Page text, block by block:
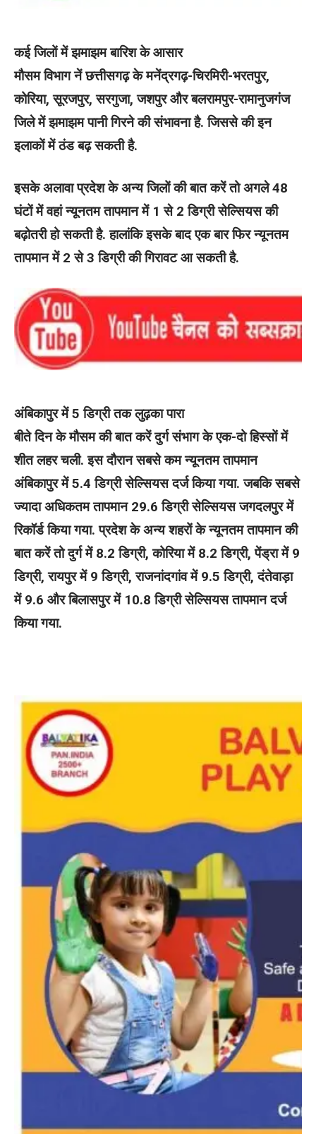
कई जिलों में झमाझम बारिश के आसार
मौसम विभाग नें छत्तीसगढ़ के मनेंद्रगढ़-चिरमिरी-भरतपुर,
कोरिया, सूरजपुर, सरगुजा, जशपुर और बलरामपुर-रामानुजगंज
जिले में झमाझम पानी गिरने की संभावना है. जिससे की इन
इलाकों में ठंड बढ़ सकती है.
इसके अलावा प्रदेश के अन्य जिलों की बात करें तो अगले 48
घंटों में वहां न्यूनतम तापमान में 1 से 2 डिग्री सेल्सियस की
बढ़ोतरी हो सकती है. हालांकि इसके बाद एक बार फिर न्यूनतम
तापमान में 2 से 3 डिग्री की गिरावट आ सकती है.
अंबिकापुर में 5 डिग्री तक लुढ़का पारा
बीते दिन के मौसम की बात करें दुर्ग संभाग के एक-दो हिस्सों में
शीत लहर चली. इस दौरान सबसे कम न्यूनतम तापमान
अंबिकापुर में 5.4 डिग्री सेल्सियस दर्ज किया गया. जबकि सबसे
ज्यादा अधिकतम तापमान 29.6 डिग्री सेल्सियस जगदलपुर में
रिकॉर्ड किया गया. प्रदेश के अन्य शहरों के न्यूनतम तापमान की
बात करें तो दुर्ग में 8.2 डिग्री, कोरिया में 8.2 डिग्री, पेंड्रा में 9
डिग्री, रायपुर में 9 डिग्री, राजनांदगांव में 9.5 डिग्री, दंतेवाड़ा
में 9.6 और बिलासपुर में 10.8 डिग्री सेल्सियस तापमान दर्ज
किया गया.